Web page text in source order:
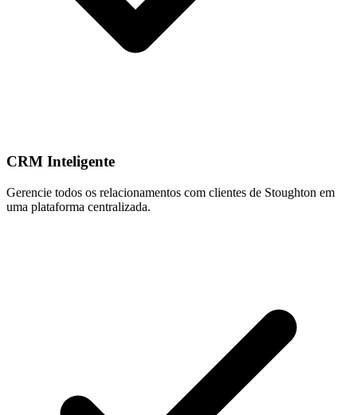
CRM Inteligente
Gerencie todos os relacionamentos com clientes de Stoughton em
uma plataforma centralizada.